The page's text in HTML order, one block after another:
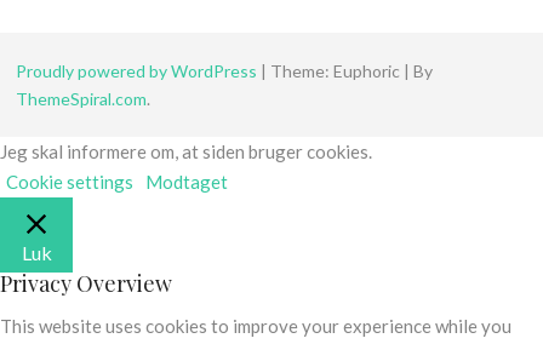
Proudly powered by WordPress | Theme: Euphoric |By
ThemeSpiral.com.
Jeg skal informere om, at siden bruger cookies.
Cookie settings
Modtaget
Luk
Privacy Overview
This website uses cookies to improve your experience while you